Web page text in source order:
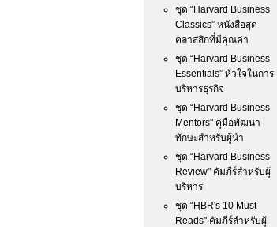
ชุด “Harvard Business
Classics” หนังสือสุด
คลาสสิกที่มีคุณค่า
ชุด “Harvard Business
Essentials” หัวใจในการ
บริหารธุรกิจ
ชุด “Harvard Business
Mentors" คู่มือพัฒนา
ทักษะสำหรับผู้นำ
ชุด “Harvard Business
Review" คัมภีร์สำหรับผู้
บริหาร
ชุด “HฺBR's 10 Must
Reads" คัมภีร์สำหรับผู้